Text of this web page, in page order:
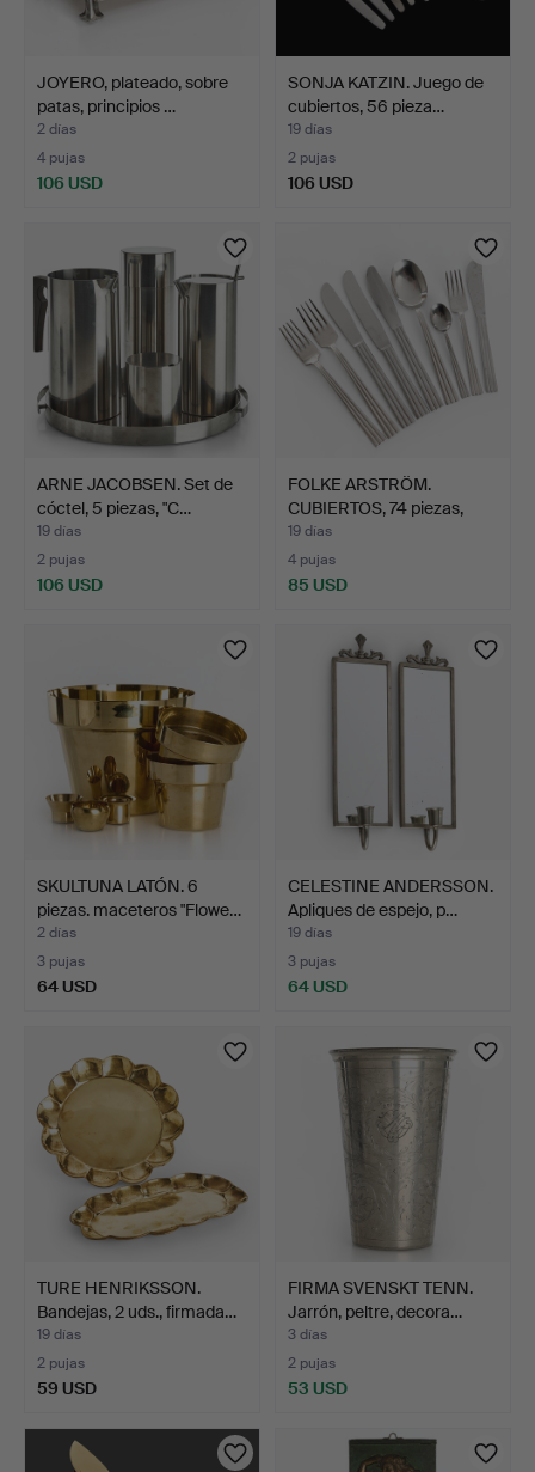
JOYERO, plateado, sobre
patas, principios …
2 días
4 pujas
106 USD
SONJA KATZIN. Juego de
cubiertos, 56 pieza…
19 días
2 pujas
106 USD
ARNE JACOBSEN. Set de
cóctel, 5 piezas, "C…
19 días
2 pujas
106 USD
FOLKE ARSTRÖM.
CUBIERTOS, 74 piezas,
"THEB…
19 días
4 pujas
85 USD
SKULTUNA LATÓN. 6
piezas. maceteros "Flowe…
2 días
3 pujas
64 USD
CELESTINE ANDERSSON.
Apliques de espejo, p…
19 días
3 pujas
64 USD
TURE HENRIKSSON.
Bandejas, 2 uds., firmada…
19 días
2 pujas
59 USD
FIRMA SVENSKT TENN.
Jarrón, peltre, decora…
3 días
2 pujas
53 USD